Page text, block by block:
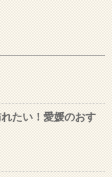
れたい！愛媛のおす